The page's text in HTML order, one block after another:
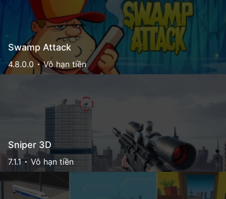
Swamp Attack
4.8.0.0 Vô hạn tiền
Sniper 3D
7.1.1 Vô hạn tiền